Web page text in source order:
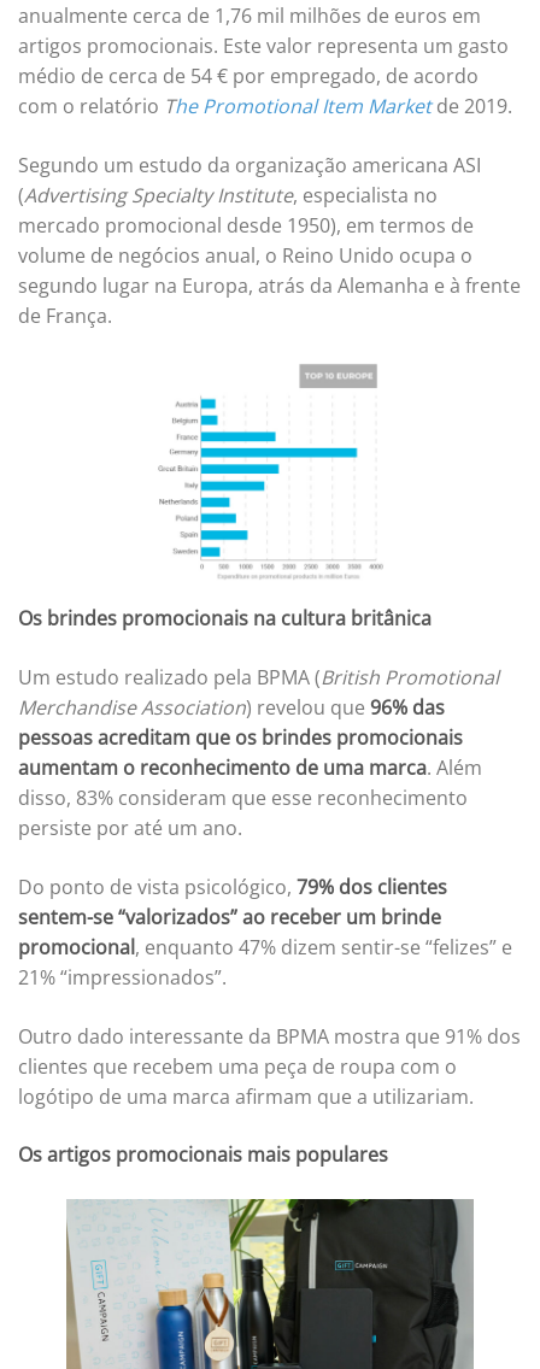
anualmente cerca de 1,76 mil milhões de euros em
artigos promocionais. Este valor representa um gasto
médio de cerca de 54 € por empregado, de acordo
com o relatório The Promotional Item Marketde 2019.
Segundo um estudo da organização americana ASI
(Advertising Specialty Institute, especialista no
mercado promocional desde 1950), em termos de
volume de negócios anual, o Reino Unido ocupa o
segundo lugar na Europa, atrás da Alemanha e à frente
de França.
Os brindes promocionais na cultura britânica
Um estudo realizado pela BPMA (British Promotional
Merchandise Association) revelou que 96% das
pessoas acreditam que os brindes promocionais
aumentam o reconhecimento de uma marca. Além
disso, 83% consideram que esse reconhecimento
persiste por até um ano.
Do ponto de vista psicológico, 79% dos clientes
sentem-se “valorizados” ao receber um brinde
promocional, enquanto 47% dizem sentir-se “felizes” e
21% “impressionados”.
Outro dado interessante da BPMA mostra que 91% dos
clientes que recebem uma peça de roupa com o
logótipo de uma marca afirmam que a utilizariam.
Os artigos promocionais mais populares